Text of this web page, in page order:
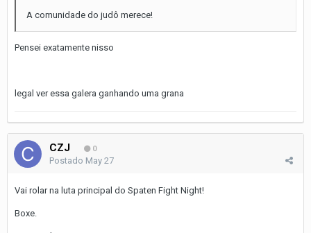
A comunidade do judô merece!
Pensei exatamente nisso
legal ver essa galera ganhando uma grana
CZJ 0
Postado May 27
Vai rolar na luta principal do Spaten Fight Night!
Boxe.